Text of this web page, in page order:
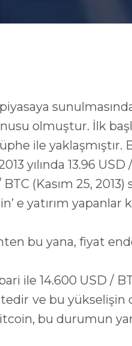
olmuştur. İlk
ile yaklaşmıştır.
yılında 13.96 USD
(Kasım 25, 2013)
e yatırım yapanlar
bu yana, fiyat
ile 14.600 USD /
ve bu yükselişin
bu durumun